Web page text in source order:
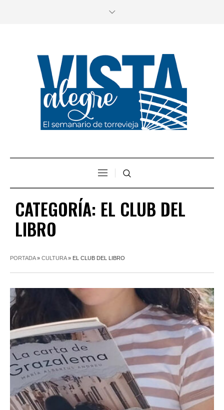
CATEGORÍA: EL CLUB DEL
LIBRO
PORTADA» CULTURA» EL CLUB DEL LIBRO